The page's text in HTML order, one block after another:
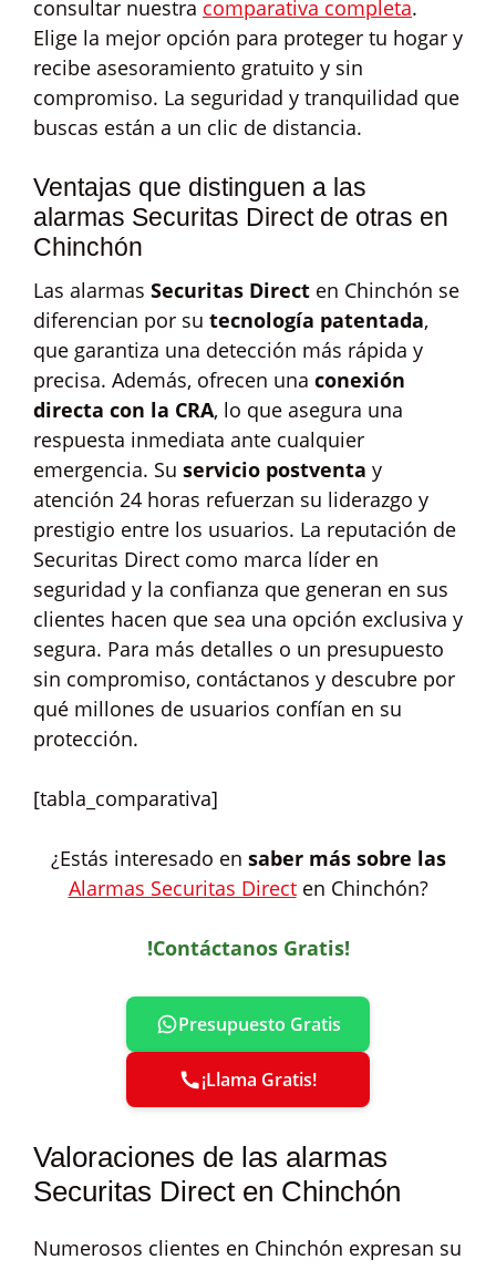
consultar nuestra comparativa completa.
Elige la mejor opción para proteger tu hogar y
recibe asesoramiento gratuito y sin
compromiso. La seguridad y tranquilidad que
buscas están a un clic de distancia.
Ventajas que distinguen a las
alarmas Securitas Direct de otras en
Chinchón
Las alarmas Securitas Direct en Chinchón se
diferencian por su tecnología patentada,
que garantiza una detección más rápida y
precisa. Además, ofrecen una conexión
directa con la CRA, lo que asegura una
respuesta inmediata ante cualquier
emergencia. Su servicio postventa y
atención 24 horas refuerzan su liderazgo y
prestigio entre los usuarios. La reputación de
Securitas Direct como marca líder en
seguridad y la confianza que generan en sus
clientes hacen que sea una opción exclusiva y
segura. Para más detalles o un presupuesto
sin compromiso, contáctanos y descubre por
qué millones de usuarios confían en su
protección.
[tabla_comparativa]
¿Estás interesado en saber más sobre las
Alarmas Securitas Directen Chinchón?
!Contáctanos Gratis!
Presupuesto Gratis
¡Llama Gratis!
Valoraciones de las alarmas
Securitas Direct en Chinchón
Numerosos clientes en Chinchón expresan su